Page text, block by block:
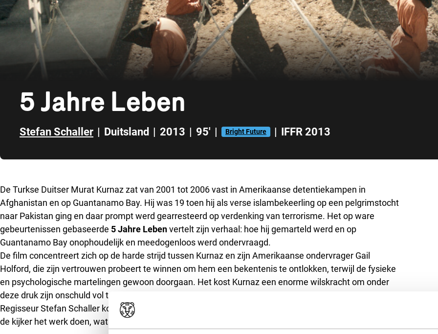
5 Jahre Leben
Stefan Schaller | Duitsland | 2013 | 95' | Bright Future | IFFR 2013
De Turkse Duitser Murat Kurnaz zat van 2001 tot 2006 vast in Amerikaanse detentiekampen in
Afghanistan en op Guantanamo Bay. Hij was 19 toen hij als verse islambekeerling op een pelgrimstocht
naar Pakistan ging en daar prompt werd gearresteerd op verdenking van terrorisme. Het op ware
gebeurtenissen gebaseerde 5 Jahre Lebenvertelt zijn verhaal: hoe hij gemarteld werd en op
Guantanamo Bay onophoudelijk en meedogenloos werd ondervraagd.
De film concentreert zich op de harde strijd tussen Kurnaz en zijn Amerikaanse ondervrager Gail
Holford, die zijn vertrouwen probeert te winnen om hem een bekentenis te ontlokken, terwijl de fysieke
en psychologische martelingen gewoon doorgaan. Het kost Kurnaz een enorme wilskracht om onder
deze druk zijn onschuld vol te houden.
Regisseur Stefan Schaller koos ervoor het geweld zelden expliciet te tonen. Hij laat de verbeelding van
de kijker het werk doen, wat de horror van de detentie des te indringender maakt.